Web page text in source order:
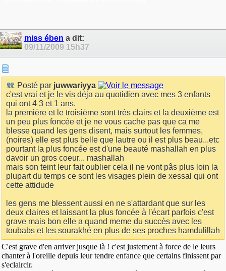
miss ében a dit:
09/11/2009 15h37
Posté par juwwariyya
c'est vrai et je le vis déja au quotidien avec mes 3 enfants
qui ont 4 3 et 1 ans.
la première et le troisième sont très clairs et la deuxième est
un peu plus foncée et je ne vous cache pas que ca me
blesse quand les gens disent, mais surtout les femmes,
(noires) elle est plus belle que lautre ou il est plus beau...etc
pourtant la plus foncée est d'une beauté mashallah en plus
davoir un gros coeur... mashallah
mais son teint leur fait oublier cela il ne vont pâs plus loin la
plupart du temps ce sont les visages plein de xessal qui ont
cette attidude
les gens me blessent aussi en ne s'attardant que sur les
deux claires et laissant la plus foncée à l'écart parfois c'est
grave mais bon elle a quand meme du succès avec les
toubabs et les sourakhé en plus de ses proches hamdulillah
C'est grave d'en arriver jusque là ! c'est justement à force de le leurs
chanter à l'oreille depuis leur tendre enfance que certains finissent par
s'eclaircir.